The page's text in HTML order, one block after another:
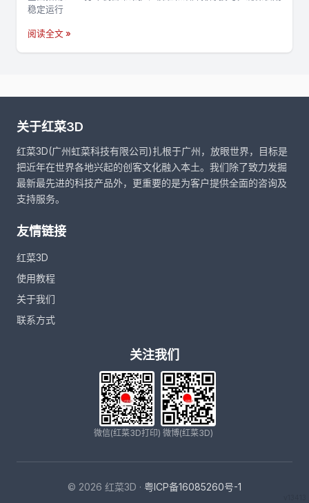
稳定运行
阅读全文 »
关于红菜3D
红菜3D(广州虹菜科技有限公司)扎根于广州，放眼世界，目标是
把近年在世界各地兴起的创客文化融入本土。我们除了致力发掘
最新最先进的科技产品外，更重要的是为客户提供全面的咨询及
支持服务。
友情链接
红菜3D
使用教程
关于我们
联系方式
关注我们
微信(红菜3D打印) 微博(红菜3D)
© 2026 红菜3D · 粤ICP备16085260号-1